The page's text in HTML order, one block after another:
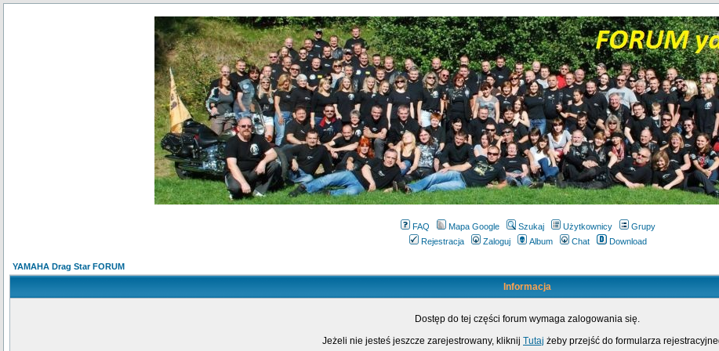
FAQ Mapa Google Szukaj Użytkownicy
Grupy
Rejestracja
Zaloguj Album Chat Download
YAMAHA Drag Star FORUM
Informacja
Dostęp do tej części forum wymaga zalogowania się.
Jeżeli nie jesteś jeszcze zarejestrowany, kliknij Tutaj żeby przejść do formularza